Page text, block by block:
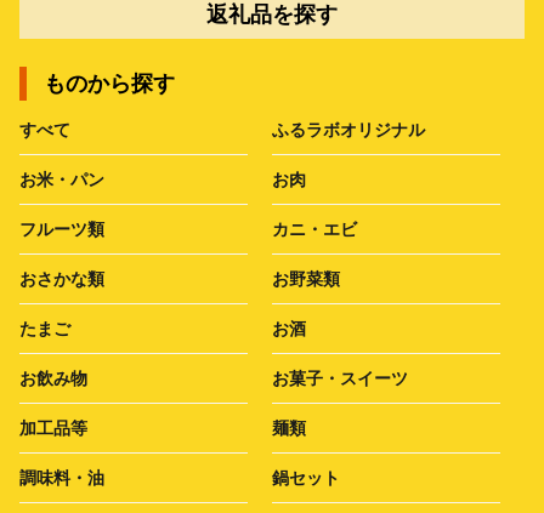
返礼品を探す
ものから探す
すべて ふるラボオリジナル
お米・パン お肉
フルーツ類 カニ・エビ
おさかな類 お野菜類
たまご お酒
お飲み物 お菓子・スイーツ
加工品等 麺類
調味料・油 鍋セット